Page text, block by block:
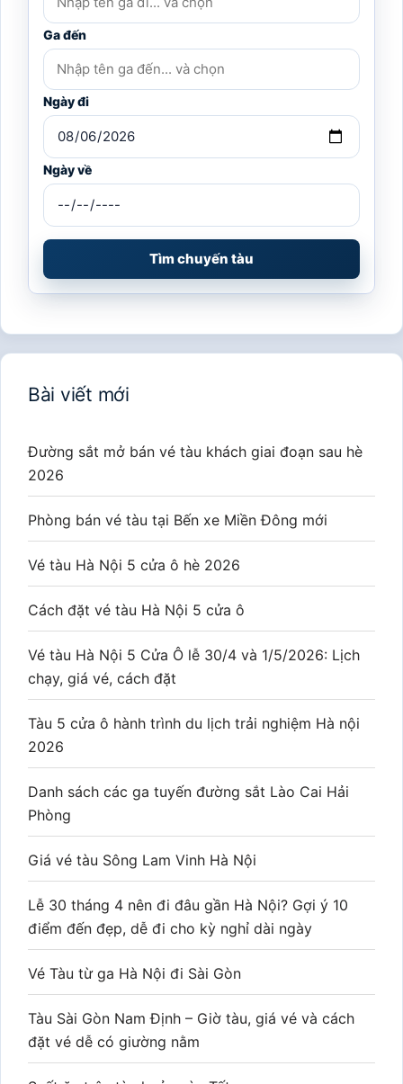
Ga đến
Ngày đi
Ngày về
Tìm chuyến tàu
Bài viết mới
Đường sắt mở bán vé tàu khách giai đoạn sau hè
2026
Phòng bán vé tàu tại Bến xe Miền Đông mới
Vé tàu Hà Nội 5 cửa ô hè 2026
Cách đặt vé tàu Hà Nội 5 cửa ô
Vé tàu Hà Nội 5 Cửa Ô lễ 30/4 và 1/5/2026: Lịch
chạy, giá vé, cách đặt
Tàu 5 cửa ô hành trình du lịch trải nghiệm Hà nội
2026
Danh sách các ga tuyến đường sắt Lào Cai Hải
Phòng
Giá vé tàu Sông Lam Vinh Hà Nội
Lễ 30 tháng 4 nên đi đâu gần Hà Nội? Gợi ý 10
điểm đến đẹp, dễ đi cho kỳ nghỉ dài ngày
Vé Tàu từ ga Hà Nội đi Sài Gòn
Tàu Sài Gòn Nam Định – Giờ tàu, giá vé và cách
đặt vé dễ có giường nằm